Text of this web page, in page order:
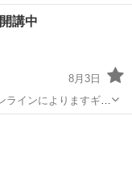
塾開講中
8月3日
ラインによりますギタ
ナ対策の為お時間と
葉先生🍒 エレキ教